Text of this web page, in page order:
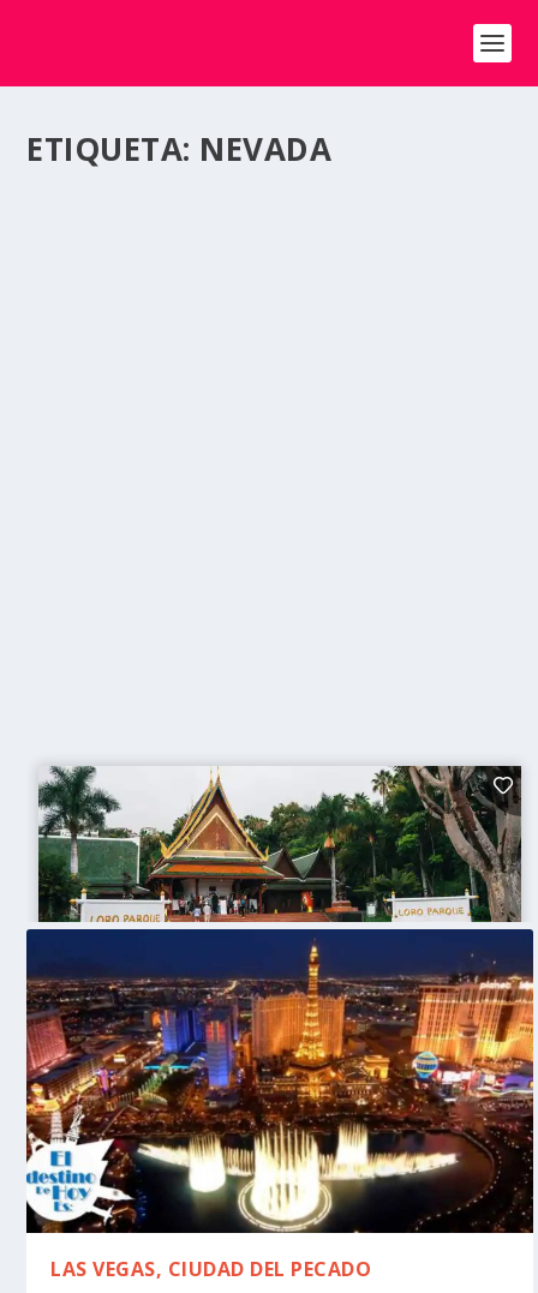
ETIQUETA: NEVADA
LAS VEGAS, CIUDAD DEL PECADO